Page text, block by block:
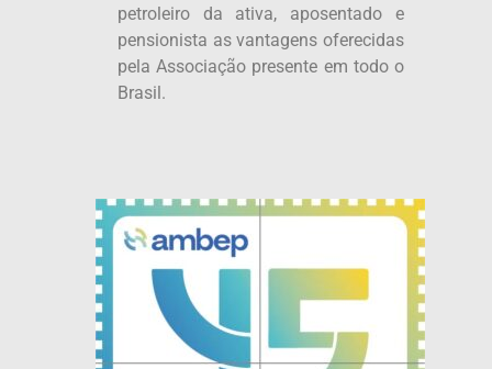
petroleiro da ativa, aposentado e
pensionista as vantagens oferecidas
pela Associação presente em todo o
Brasil.